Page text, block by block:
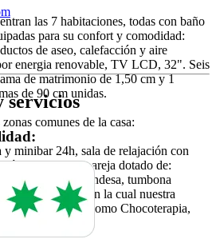
las 7 habitaciones, todas con baño
para su confort y comodidad:
de aseo, calefacción y aire
energia renovable, TV LCD, 32". Seis
de matrimonio de 1,50 cm y 1
de 90 cm unidas.
comunes de la casa:
y minibar 24h, sala de relajación con
para ti y tu pareja dotado de:
agua, sauna finlandesa, tumbona
cromoterapia, en la cual nuestra
tipos de circuitos como Chocoterapia,
servicios